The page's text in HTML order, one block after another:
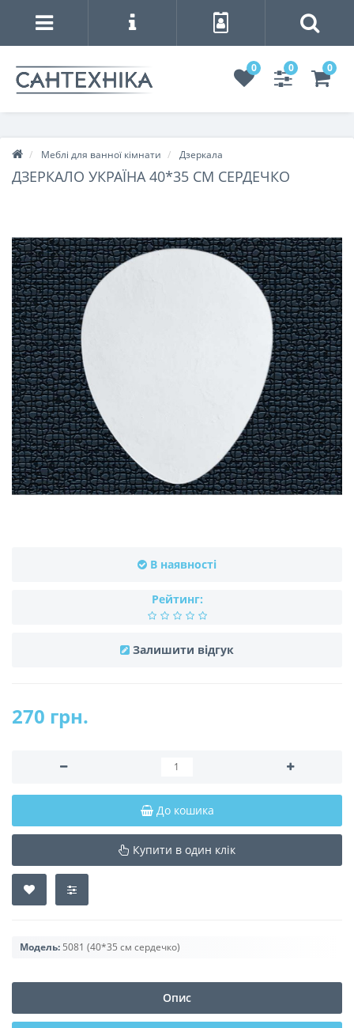
0 0 0
Меблі для ванної кімнати Дзеркала
ДЗЕРКАЛО УКРАЇНА 40*35 СМ СЕРДЕЧКО
В наявності
Рейтинг:
Залишити відгук
270 грн.
До кошика
Купити в один клік
Модель: 5081 (40*35 см сердечко)
Опис